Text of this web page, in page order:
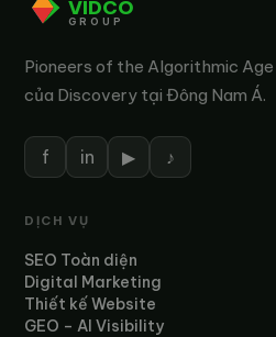
VIDCO
GROUP
Pioneers of the Algorithmic
của Discovery tại Đông Nam Á.
f in ▶ ♪
DỊCH VỤ
SEO Toàn diện
Digital Marketing
Thiết kế Website
GEO – AI Visibility